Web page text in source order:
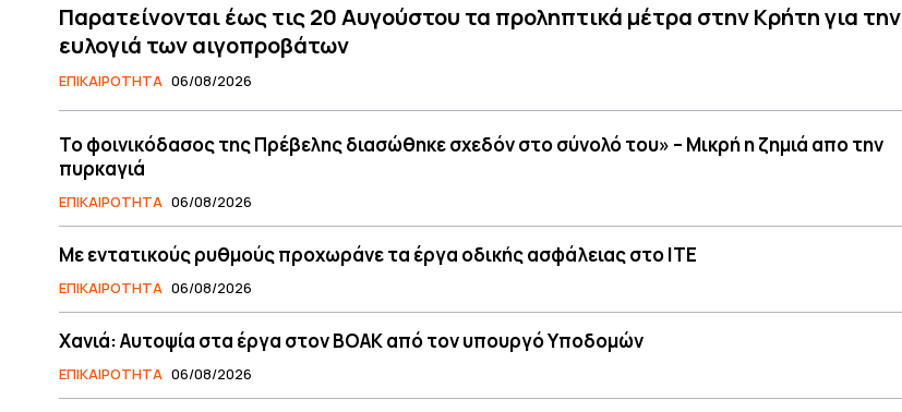
Παρατείνονται έως τις 20 Αυγούστου τα προληπτικά μέτρα στην Κρήτη για την
ευλογιά των αιγοπροβάτων
ΕΠΙΚΑΙΡΟΤΗΤΑ 06/08/2026
Το φοινικόδασος της Πρέβελης διασώθηκε σχεδόν στο σύνολό του» – Μικρή η ζημιά απο την
πυρκαγιά
ΕΠΙΚΑΙΡΟΤΗΤΑ 06/08/2026
Με εντατικούς ρυθμούς προχωράνε τα έργα οδικής ασφάλειας στο ΙΤΕ
ΕΠΙΚΑΙΡΟΤΗΤΑ 06/08/2026
Χανιά: Αυτοψία στα έργα στον ΒΟΑΚ από τον υπουργό Υποδομών
ΕΠΙΚΑΙΡΟΤΗΤΑ 06/08/2026